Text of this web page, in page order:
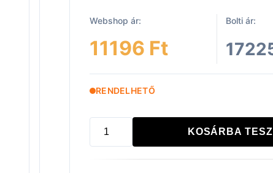
Webshop ár: Bolti ár:
11196 Ft
RENDELHETŐ
LEGIONS
KOSÁRBA